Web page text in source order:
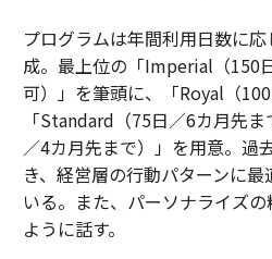
プログラムは年間利用日数に
成。最上位の「Imperial（150
可）」を筆頭に、「Royal（
「Standard（75日／6カ月先
／4カ月先まで）」を用意。過
き、経営層の行動パターンに
いる。また、パーソナライズ
ように話す。